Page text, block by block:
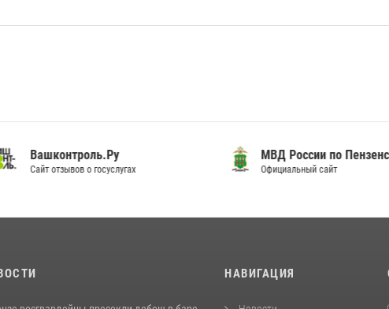
Вашконтроль.Ру
Сайт отзывов о госуслугах
МВД России по
Официальный сайт
НАВИГАЦИЯ